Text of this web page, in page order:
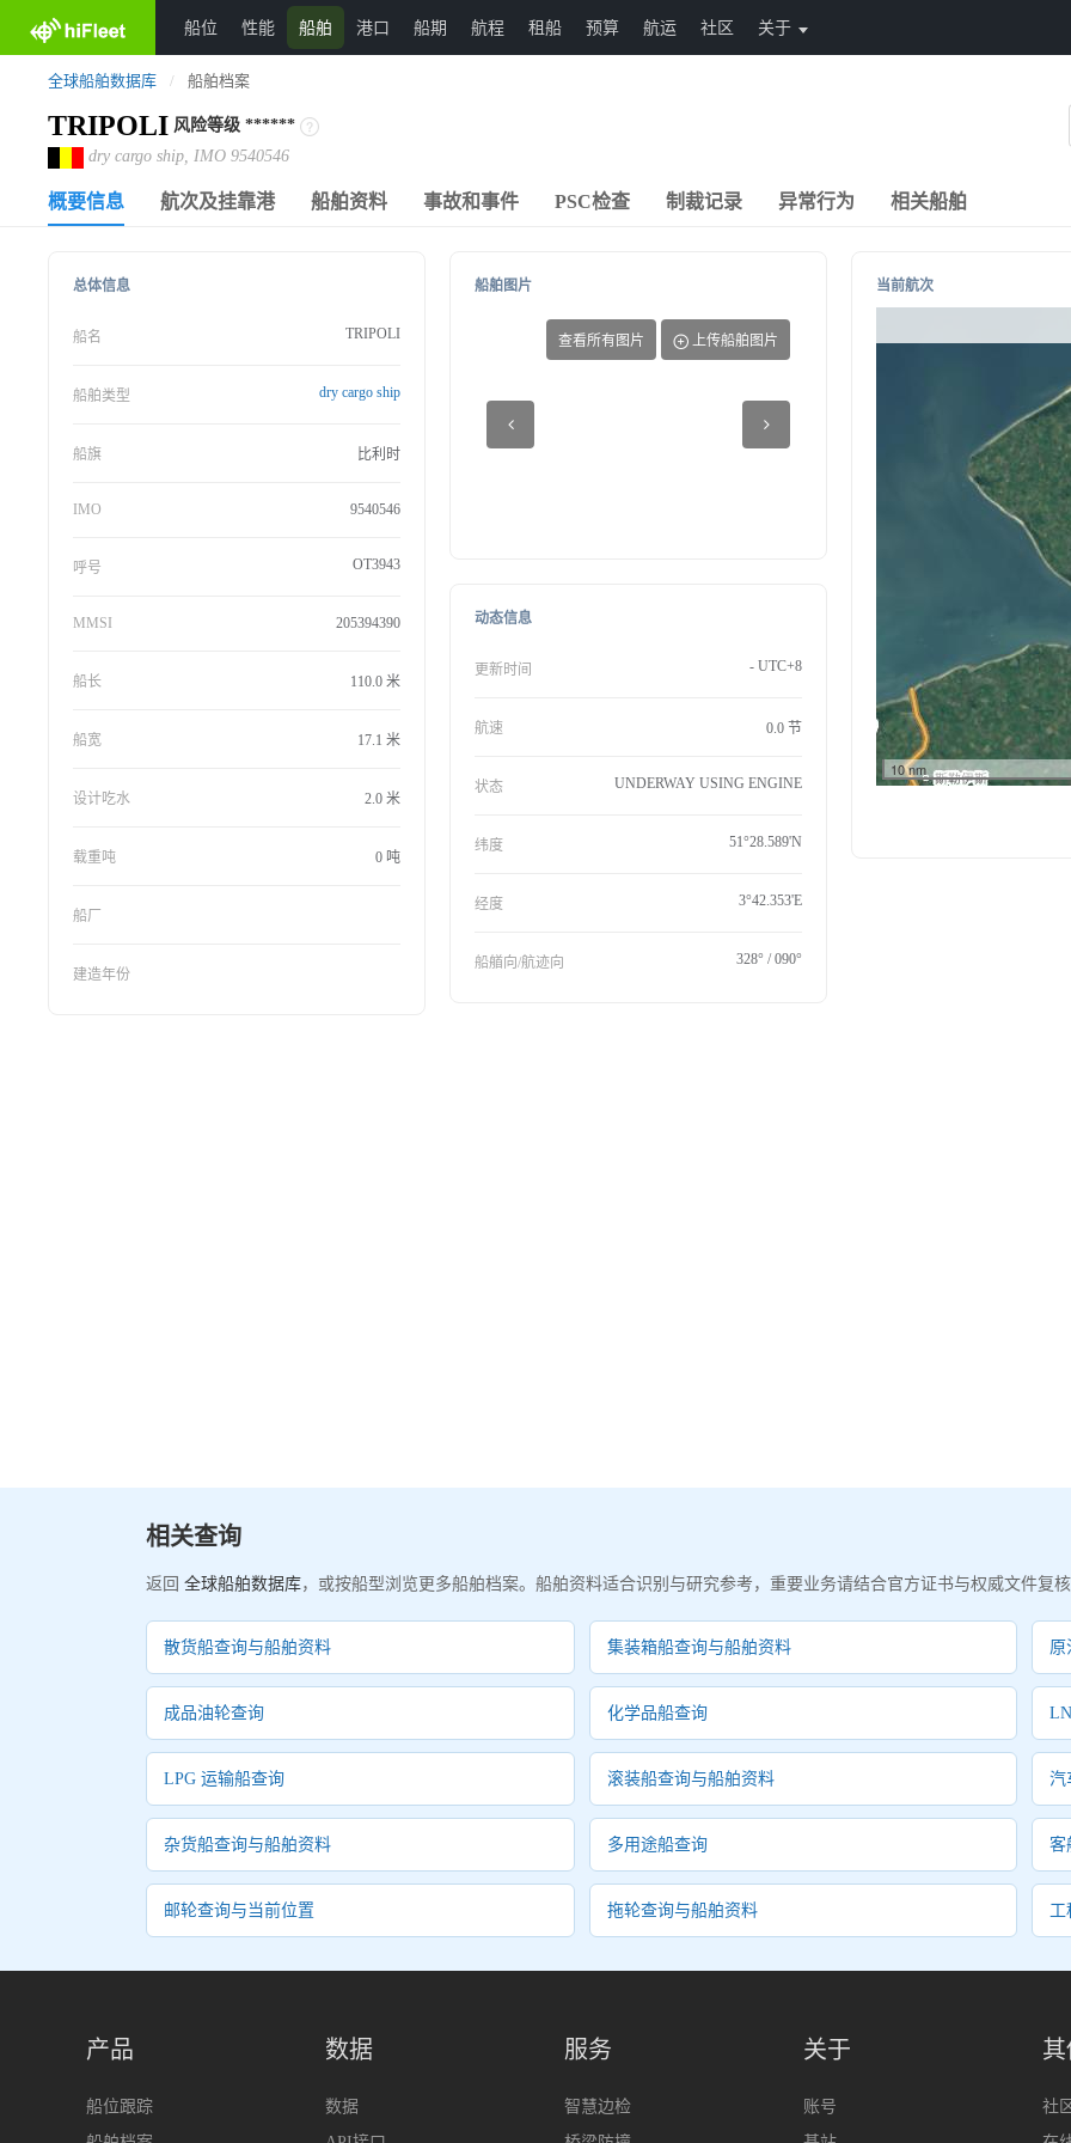
船位 性能 船舶 港口 船期 航程 租船 预算 航运 社区 关于
全球船舶数据库 / 船舶档案
TRIPOLI 风险等级 ******
dry cargo ship, IMO 9540546
概要信息 航次及挂靠港 船舶资料 事故和事件 PSC检查 制裁记录 异常行为 相关船舶
总体信息
船名 TRIPOLI
船舶类型 dry cargo ship
船旗 比利时
IMO 9540546
呼号 OT3943
MMSI 205394390
船长 110.0 米
船宽 17.1 米
设计吃水 2.0 米
载重吨 0 吨
船厂
建造年份
船舶图片
查看所有图片 上传船舶图片
动态信息
更新时间 - UTC+8
航速 0.0 节
状态 UNDERWAY USING ENGINE
纬度 51°28.589'N
经度 3°42.353'E
船艏向/航迹向 328° / 090°
当前航次
10 nm
相关查询
返回 全球船舶数据库，或按船型浏览更多船舶档案。船舶资料适合识别与研究参考，重要业务请结合官方证书与权威文件复
散货船查询与船舶资料 集装箱船查询与船舶资料 原
成品油轮查询 化学品船查询
LPG 运输船查询 滚装船查询与船舶资料 汽
杂货船查询与船舶资料 多用途船查询 客
邮轮查询与当前位置 拖轮查询与船舶资料 工
产品
船位跟踪
数据
数据
服务
智慧边检
关于
账号
社